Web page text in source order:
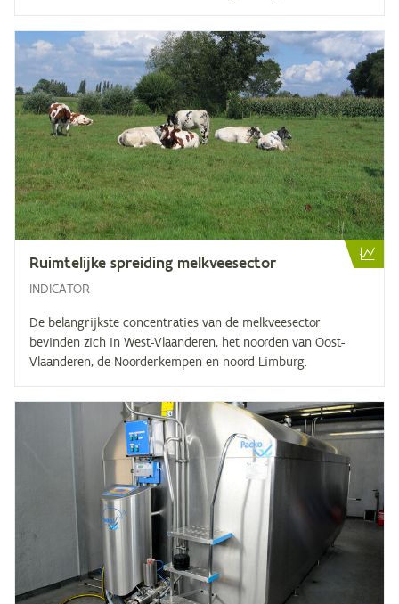
Ruim­te­lij­ke sprei­ding melkveesector
INDICATOR
De belangrijkste concentraties van de melkveesector
bevinden zich in West-Vlaanderen, het noorden van Oost-
Vlaanderen, de Noorderkempen en noord-Limburg.